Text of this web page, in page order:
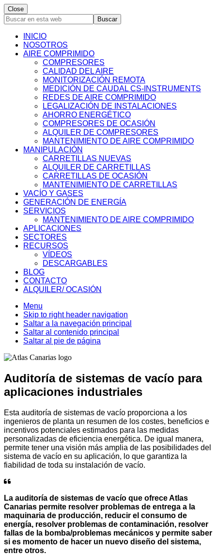
Close
Buscar
en
web
INICIO
NOSOTROS
AIRE COMPRIMIDO
COMPRESORES
CALIDAD DEL AIRE
MONITORIZACIÓN REMOTA
MEDICIÓN DE CAUDAL CS-INSTRUMENTS
REDES DE AIRE COMPRIMIDO
LEGALIZACIÓN DE INSTALACIONES
AHORRO ENERGÉTICO
COMPRESORES DE OCASIÓN
ALQUILER DE COMPRESORES
MANTENIMIENTO DE AIRE COMPRIMIDO
MANIPULACIÓN
CARRETILLAS NUEVAS
ALQUILER DE CARRETILLAS
CARRETILLAS DE OCASIÓN
MANTENIMIENTO DE CARRETILLAS
VACÍO Y GASES
GENERACIÓN DE ENERGÍA
SERVICIOS
MANTENIMIENTO DE AIRE COMPRIMIDO
APLICACIONES
SECTORES
RECURSOS
VÍDEOS
DESCARGABLES
BLOG
CONTACTO
ALQUILER/ OCASIÓN
Menu
Skip to right header navigation
Saltar a la navegación principal
Saltar al contenido principal
Saltar al pie de página
Auditoría de sistemas de vacío para
aplicaciones industriales
Esta auditoría de sistemas de vacío proporciona a los
ingenieros de planta un resumen de los costes, beneficios e
incentivos potenciales estimados para las medidas
personalizadas de eficiencia energética. De igual manera,
permite tener una visión más amplia de las posibilidades del
sistema de vacío en su aplicación, lo que garantiza la
fiabilidad de toda su instalación de vacío.
La auditoría de sistemas de vacío que ofrece Atlas
Canarias permite resolver problemas de entrega a la
maquinaria de producción, reducir el consumo de
energía, resolver problemas de contaminación, resolver
fallas de la bomba/problemas mecánicos y permite saber
si es momento de hacer un nuevo diseño del sistema,
entre otros.